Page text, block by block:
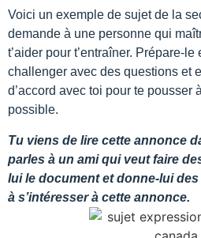
Voici un exemple de sujet de la
demande à une personne qui
t’aider pour t’entraîner. Prépare-
challenger avec des questions et
d’accord avec toi pour te pousser
possible.
Tu viens de lire cette annonce
parles à un ami qui veut faire
lui le document et donne-lui
à s’intéresser à cette annonce.